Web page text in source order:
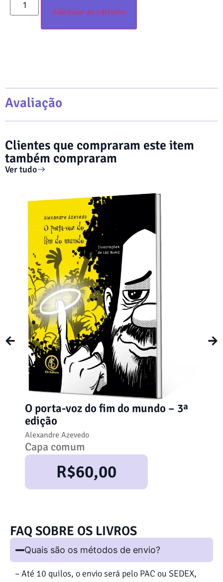
Adicionar ao carrinho
Avaliação
Clientes que compraram este item
também compraram
Ver tudo
O porta-voz do fim do mundo – 3ª
edição
Alexandre Azevedo
Capa comum
R$60,00
FAQ SOBRE OS LIVROS
Quais são os métodos de envio?
– Até 10 quilos, o envio será pelo PAC ou SEDEX,